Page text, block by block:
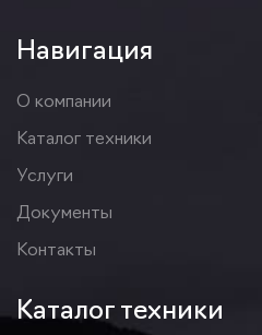
Навигация
О компании
Каталог техники
Услуги
Документы
Контакты
Каталог техники